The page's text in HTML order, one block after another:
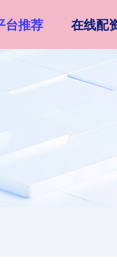
台推荐 在线配